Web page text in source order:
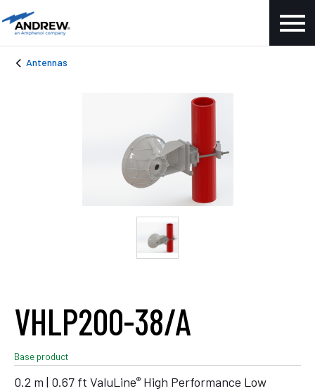
Antennas
VHLP200-38/A
Base product
0.2 m | 0.67 ft ValuLine® High Performance Low